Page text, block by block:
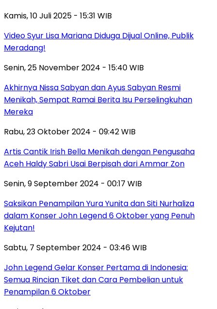
Kamis, 10 Juli 2025 - 15:31 WIB
Video Syur Lisa Mariana Diduga Dijual Online, Publik
Meradang!
Senin, 25 November 2024 - 15:40 WIB
Akhirnya Nissa Sabyan dan Ayus Sabyan Resmi
Menikah, Sempat Ramai Berita Isu Perselingkuhan
Mereka
Rabu, 23 Oktober 2024 - 09:42 WIB
Artis Cantik Irish Bella Menikah dengan Pengusaha
Aceh Haldy Sabri Usai Berpisah dari Ammar Zon
Senin, 9 September 2024 - 00:17 WIB
Saksikan Penampilan Yura Yunita dan Siti Nurhaliza
dalam Konser John Legend 6 Oktober yang Penuh
Kejutan!
Sabtu, 7 September 2024 - 03:46 WIB
John Legend Gelar Konser Pertama di Indonesia:
Semua Rincian Tiket dan Cara Pembelian untuk
Penampilan 6 Oktober